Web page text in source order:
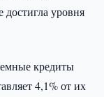
уровня
кредиты
4,1% от их